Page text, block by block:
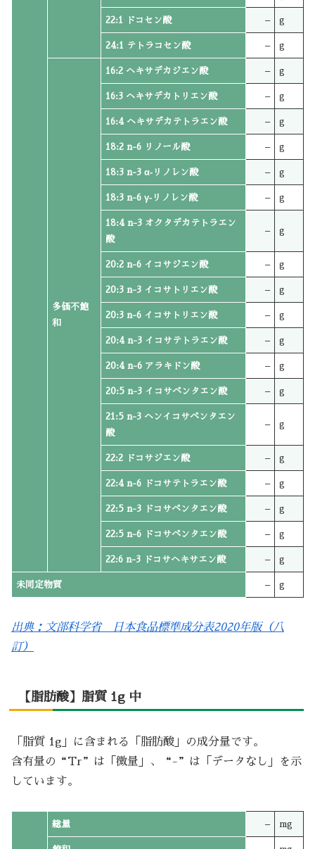
22:1 ドコセン酸 – g
24:1 テトラコセン酸 – g
多価不飽
和
16:2 ヘキサデカジエン酸 – g
16:3 ヘキサデカトリエン酸 – g
16:4 ヘキサデカテトラエン酸 – g
18:2 n-6 リノール酸 – g
18:3 n-3 α‐リノレン酸 – g
18:3 n-6 γ‐リノレン酸 – g
18:4 n-3 オクタデカテトラエン
酸
– g
20:2 n-6 イコサジエン酸 – g
20:3 n-3 イコサトリエン酸 – g
20:3 n-6 イコサトリエン酸 – g
20:4 n-3 イコサテトラエン酸 – g
20:4 n-6 アラキドン酸 – g
20:5 n-3 イコサペンタエン酸 – g
21:5 n-3 ヘンイコサペンタエン
酸
– g
22:2 ドコサジエン酸 – g
22:4 n-6 ドコサテトラエン酸 – g
22:5 n-3 ドコサペンタエン酸 – g
22:5 n-6 ドコサペンタエン酸 – g
22:6 n-3 ドコサヘキサエン酸 – g
未同定物質 – g
出典：文部科学省 日本食品標準成分表2020年版（八
訂）
【脂肪酸】脂質 1g 中
「脂質 1g」に含まれる「脂肪酸」の成分量です。
含有量の“Tr”は「微量」、“-”は「データなし」を示
しています。
総量 – mg